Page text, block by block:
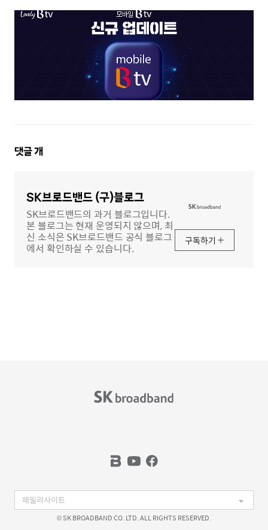
댓
댓글개
SK브로드밴드 (구)블로그
SK브로드밴드의 과거 블로그입니다.
본 블로그는 현재 운영되지 않으며, 최
신 소식은 SK브로드밴드 공식 블로그
에서 확인하실 수 있습니다.
구독하기
© SK BROADBAND CO. LTD. ALL RIGHTS RESERVED.